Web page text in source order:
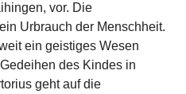
vor. Die
Urbrauch der Menschheit.
ein geistiges Wesen
des Kindes in
geht auf die